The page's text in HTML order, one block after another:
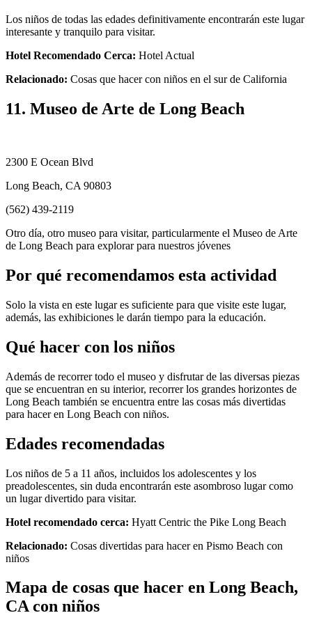
Los niños de todas las edades definitivamente encontrarán este lugar
interesante y tranquilo para visitar.
Hotel Recomendado Cerca: Hotel Actual
Relacionado: Cosas que hacer con niños en el sur de California
11. Museo de Arte de Long Beach
2300 E Ocean Blvd
Long Beach, CA 90803
(562) 439-2119
Otro día, otro museo para visitar, particularmente el Museo de Arte
de Long Beach para explorar para nuestros jóvenes
Por qué recomendamos esta actividad
Solo la vista en este lugar es suficiente para que visite este lugar,
además, las exhibiciones le darán tiempo para la educación.
Qué hacer con los niños
Además de recorrer todo el museo y disfrutar de las diversas piezas
que se encuentran en su interior, recorrer los grandes horizontes de
Long Beach también se encuentra entre las cosas más divertidas
para hacer en Long Beach con niños.
Edades recomendadas
Los niños de 5 a 11 años, incluidos los adolescentes y los
preadolescentes, sin duda encontrarán este asombroso lugar como
un lugar divertido para visitar.
Hotel recomendado cerca: Hyatt Centric the Pike Long Beach
Relacionado: Cosas divertidas para hacer en Pismo Beach con
niños
Mapa de cosas que hacer en Long Beach,
CA con niños